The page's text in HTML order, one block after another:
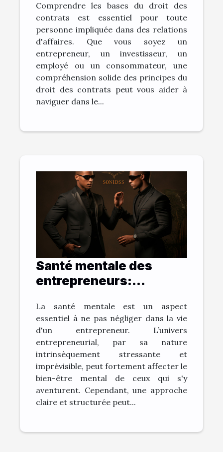
Comprendre les bases du droit des
contrats est essentiel pour toute
personne impliquée dans des relations
d'affaires. Que vous soyez un
entrepreneur, un investisseur, un
employé ou un consommateur, une
compréhension solide des principes du
droit des contrats peut vous aider à
naviguer dans le...
Santé mentale des
entrepreneurs:
claire aide à combattre
le stress
La santé mentale est un aspect
essentiel à ne pas négliger dans la vie
d'un entrepreneur. L’univers
entrepreneurial, par sa nature
intrinsèquement stressante et
imprévisible, peut fortement affecter le
bien-être mental de ceux qui s'y
aventurent. Cependant, une approche
claire et structurée peut...